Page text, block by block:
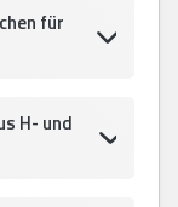
für
H- und